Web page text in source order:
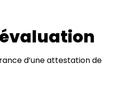
d’une attestation de